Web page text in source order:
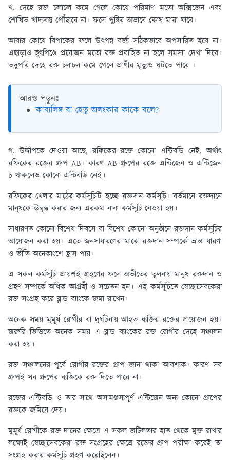
খ. দেহে রক্ত চলাচল কমে গেলে কোষে পরিমাণ মতো অক্সিজেন এবং
শোষিত খাদ্যবস্তু পৌঁছাবে না। ফলে পুষ্টির অভাবে কোষ মারা যাবে।
আবার কোষে বিপাকের ফলে উৎপন্ন বর্জ্য সঠিকভাবে অপসারিত হবে না।
এছাড়াও হূৎপিণ্ডে প্রয়োজন মতো রক্ত প্রবাহিত না হলে সমস্যা দেখা দিবে।
তদুপরি দেহে রক্ত চলাচল কমে গেলে প্রাণীর মৃত্যুও ঘটতে পারে ।
আরও পড়ুনঃ
কাব্যলিঙ্গ বা হেতু অলংকার কাকে বলে?
গ. উদ্দীপকে দেওয়া আছে, রফিকের রক্তে কোনো এন্টিবডি নেই, অর্থাৎ
রফিকের রক্তের গ্রুপ AB। কারণ AB গ্রুপের রক্তে এন্টিজেন ও এন্টিজেন
b থাকলেও কোনো এন্টিবডি নেই।
রফিকের খেলার মাঠের কর্মসূচিটি হচ্ছে রক্তদান কর্মসূচি। বর্তমানে রক্তদানে
মানুষকে উদ্বুদ্ধ করার জন্য এরকম নানা কর্মসূচি নেওয়া হয়।
সাধারণত কোনো বিশেষ দিবসে বা বিশেষ কোনো অনুষ্ঠানে রক্তদান কর্মসূচির
আয়োজন করা হয়। এতে জনসাধারণের মাঝে রক্তদান সম্পর্কে ভ্রান্ত ধারণা
ও ভীতি অনেকাংশে হ্রাস পায়।
এ সকল কর্মসূচি প্রায়শই গ্রহণের ফলে অতীতের তুলনায় মানুষ রক্তদান ও
গ্রহণ সম্পর্কে অধিক আগ্রহী ও সচেতন হন। এই কর্মসূচিতে স্বেচ্ছাসেবকেরা
রক্ত সংগ্রহ করে ব্লাড ব্যাংকে জমা রাখেন।
অনেক সময় মুমূর্ষ রোগীর বা দুর্ঘটনায় আহত ব্যক্তির রক্তের প্রয়োজন হয়।
জরুরি ভিত্তিতে অনেক সময় এ ব্লাড ব্যাংকের রক্ত রোগীর দেহে সঞ্চালন
করা হয়।
রক্ত সঞ্চালনের পূর্বে রোগীর রক্তের গ্রুপ জানা থাকা আবশ্যক। কারণ সব
গ্রুপই সব গ্রুপের ব্যক্তিকে রক্ত দিতে পারে না।
রক্তের এন্টিবডি ও তার সাথে অসামঞ্জস্যপূর্ণ এন্টিজেন অন্য কোনো গ্রুপের
রক্তকে জমিয়ে দেয়।
মুমূর্ষ রোগীকে রক্ত দানের ক্ষেত্রে এ সকল জটিলতার হাত থেকে মুক্ত রাখার
লক্ষ্যেই স্বেচ্ছাসেবকেরা রক্ত সংগ্রহের ক্ষেত্রে রক্তের গ্রুপ পরীক্ষা করেই তা
সংগ্রহ করার কর্মসূচি গ্রহণ করেছিলেন।